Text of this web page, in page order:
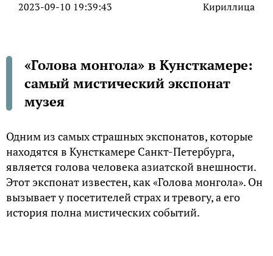
2023-09-10 19:39:43 Кириллица
«Голова монгола» в Кунсткамере:
самый мистический экспонат
музея
Одним из самых страшных экспонатов, которые
находятся в Кунсткамере Санкт-Петербурга,
является голова человека азиатской внешности.
Этот экспонат известен, как «Голова монгола». Он
вызывает у посетителей страх и тревогу, а его
история полна мистических событий.